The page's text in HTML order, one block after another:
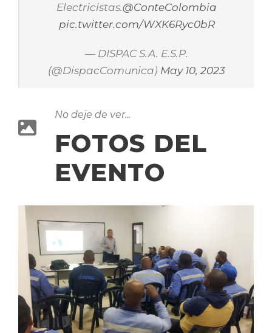
Electricistas.@ConteColombia
pic.twitter.com/WXK6Ryc0bR
— DISPAC S.A. E.S.P.
(@DispacComunica) May 10, 2023
No deje de ver...
FOTOS DEL
EVENTO